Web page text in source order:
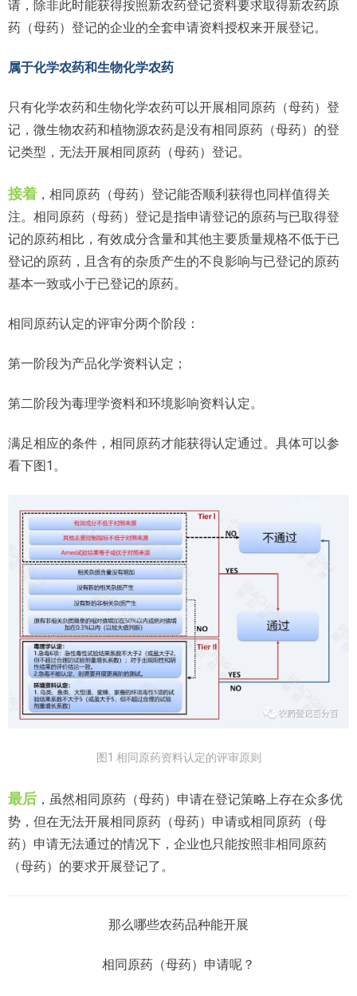
请，除非此时能获得按照新农药登记资料要求取得新农药原
药（母药）登记的企业的全套申请资料授权来开展登记。
属于化学农药和生物化学农药
只有化学农药和生物化学农药可以开展相同原药（母药）登
记，微生物农药和植物源农药是没有相同原药（母药）的登
记类型，无法开展相同原药（母药）登记。
接着 ，相同原药（母药）登记能否顺利获得也同样值得关
注。相同原药（母药）登记是指申请登记的原药与已取得登
记的原药相比，有效成分含量和其他主要质量规格不低于已
登记的原药，且含有的杂质产生的不良影响与已登记的原药
基本一致或小于已登记的原药。
相同原药认定的评审分两个阶段：
第一阶段为产品化学资料认定；
第二阶段为毒理学资料和环境影响资料认定。
满足相应的条件，相同原药才能获得认定通过。具体可以参
看下图1。
图1 相同原药资料认定的评审原则
最后 ，虽然相同原药（母药）申请在登记策略上存在众多优
势，但在无法开展相同原药（母药）申请或相同原药（母
药）申请无法通过的情况下，企业也只能按照非相同原药
（母药）的要求开展登记了。
那么哪些农药品种能开展
相同原药（母药）申请呢？